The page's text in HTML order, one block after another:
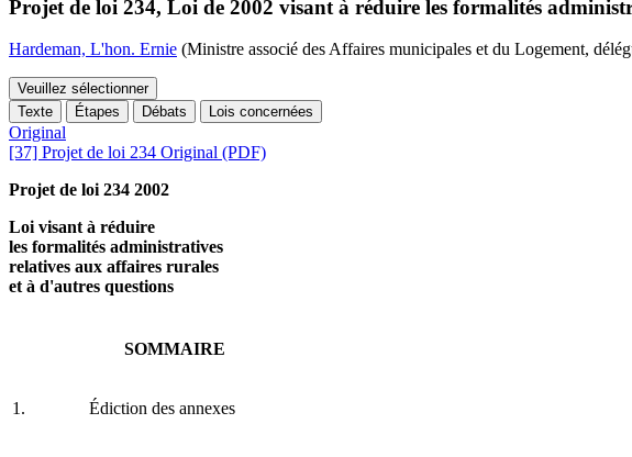
Projet de loi 234, Loi de 2002 visant à réduire les formalités
Hardeman, L'hon. Ernie (Ministre associé des Affaires municipales et du Logement,
Veuillez sélectionner
Texte
Étapes Débats Lois concernées
Original
[37] Projet de loi 234 Original (PDF)
Projet de loi 234 2002
Loi visant à réduire
les formalités administratives
relatives aux affaires rurales
et à d'autres questions
SOMMAIRE
1. Édiction des annexes